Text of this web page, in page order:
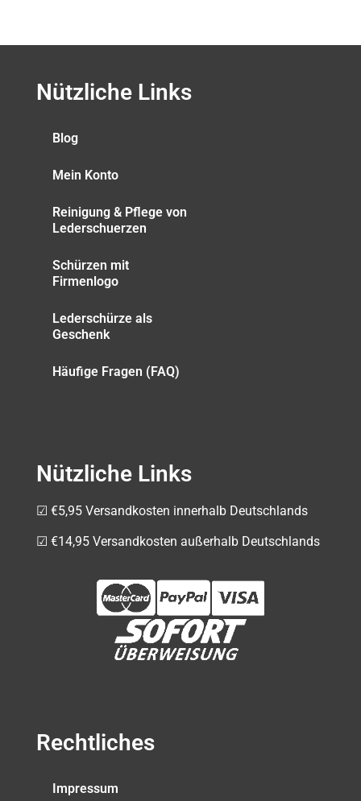
Nützliche Links
Blog
Mein Konto
Reinigung & Pflege von
Lederschuerzen
Schürzen mit
Firmenlogo
Lederschürze als
Geschenk
Häufige Fragen (FAQ)
Nützliche Links
☑ €5,95 Versandkosten innerhalb Deutschlands
☑ €14,95 Versandkosten außerhalb Deutschlands
Rechtliches
Impressum